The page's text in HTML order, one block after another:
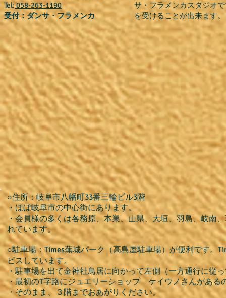
Tel:058-263-1190
受付：ダンサ・フラメンカ
サ・フラメンカスタジオ
を受けることが出来ます。
○住所：岐阜市八幡町33番三輪ビル3階
・ほぼ岐阜市の中心街にあります。
・会員様の多くは各務原、本巣、山県、大垣、羽島、岐南
れています。
○駐車場：Times蕪城パーク（高島屋駐車場）が便利です。
ビスしています。
・駐車場を出て金神社鳥居に向かって左側（一方通行に従
・最初のT字路にジュエリーショップ ケイウノさんがある
・そのまま、３階までおあがりください。